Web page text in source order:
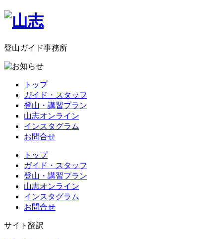
登山ガイド事務所
トップ
ガイド・スタッフ
登山・講習プラン
山志オンライン
インスタグラム
お問合せ
トップ
ガイド・スタッフ
登山・講習プラン
山志オンライン
インスタグラム
お問合せ
サイト翻訳